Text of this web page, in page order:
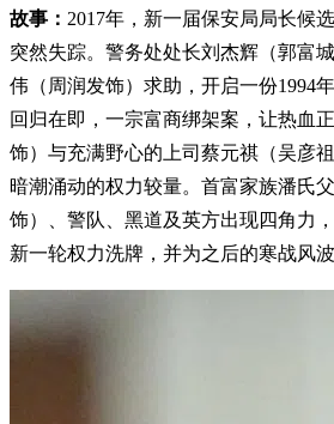
故事： 2017年，新一届保安局局长候
突然失踪。警务处处长刘杰辉（郭富
伟（周润发饰）求助，开启一份1994
回归在即，一宗富商绑架案，让热血
饰）与充满野心的上司蔡元祺（吴彦
暗潮涌动的权力较量。首富家族潘氏
饰）、警队、黑道及英方出现四角力
新一轮权力洗牌，并为之后的寒战风波